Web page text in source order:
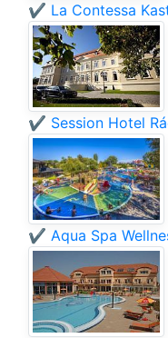
✔️ La Contessa
✔️ Session Hotel
✔️ Aqua Spa